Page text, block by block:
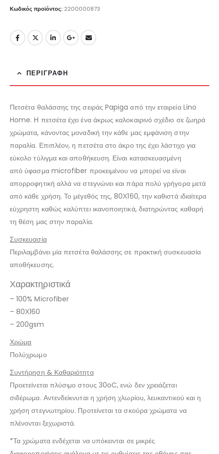
€17.00.είναι:
Κωδικός προϊόντος: 2200000873
ΠΕΡΙΓΡΑΦΉ
Πετσέτα θαλάσσης της σειράς Papiga από την εταιρεία Lino
Home. Η πετσέτα έχει ένα άκρως καλοκαιρινό σχέδιο σε ζωηρά
χρώματα, κάνοντας μοναδική την κάθε μας εμφάνιση στην
παραλία. Επιπλέον, η πετσέτα στο άκρο της έχει λάστιχο για
εύκολο τύλιγμα και αποθήκευση. Είναι κατασκευασμένη
από ύφασμα microfiber προκειμένου να μπορεί να είναι
απορροφητική αλλά να στεγνώνει και πάρα πολύ γρήγορα μετά
από κάθε χρήση. Το μέγεθός της, 80Χ160, την καθιστά ιδιαίτερα
εύχρηστη καθώς καλύπτει ικανοποιητικά, διατηρώντας καθαρή
τη θέση μας στην παραλία.
Συσκευασία
Περιλαμβάνει μία πετσέτα θαλάσσης σε πρακτική συσκευασία
αποθήκευσης.
Χαρακτηριστικά
– 100% Microfiber
– 80Χ160
– 200gsm
Χρώμα
Πολύχρωμο
Συντήρηση & Καθαριότητα
Προετείνεται πλύσιμο στους 30oC, ενώ δεν χρειάζεται
σιδέρωμα. Αντενδείκνυται η χρήση χλωρίου, λευκαντικού και η
χρήση στεγνωτηρίου. Προτείνεται τα σκούρα χρώματα να
πλένονται ξεχωριστά.
*Τα χρώματα ενδέχεται να υπόκεινται σε μικρές